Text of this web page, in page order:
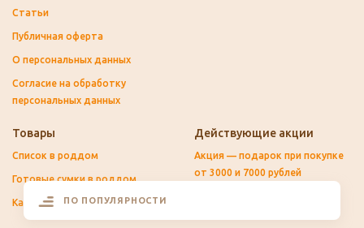
ПО ПОПУЛЯРНОСТИ
Статьи
Публичная оферта
О персональных данных
Согласие на обработку
персональных данных
Товары
Список в роддом
Готовые сумки в роддом
Каталог товаров
Действующие акции
Акция — подарок при покупке
от 3000 и 7000 рублей